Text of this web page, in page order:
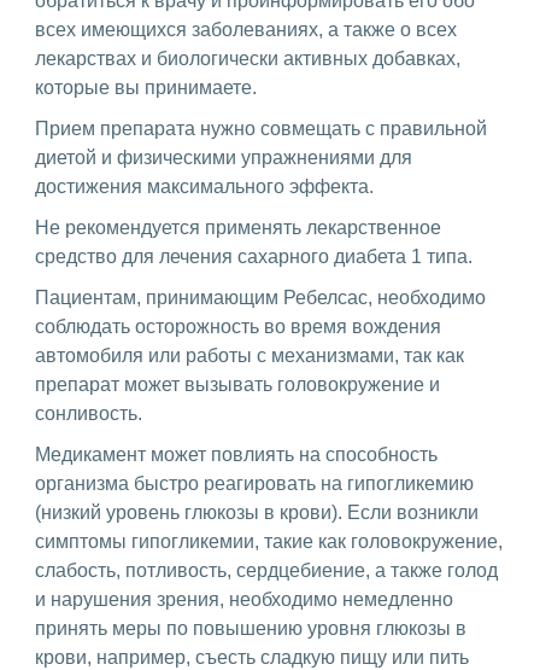
всех имеющихся заболеваниях, а также о всех
лекарствах и биологически активных добавках,
которые вы принимаете.
Прием препарата нужно совмещать с правильной
диетой и физическими упражнениями для
достижения максимального эффекта.
Не рекомендуется применять лекарственное
средство для лечения сахарного диабета 1 типа.
Пациентам, принимающим Ребелсас, необходимо
соблюдать осторожность во время вождения
автомобиля или работы с механизмами, так как
препарат может вызывать головокружение и
сонливость.
Медикамент может повлиять на способность
организма быстро реагировать на гипогликемию
(низкий уровень глюкозы в крови). Если возникли
симптомы гипогликемии, такие как головокружение,
слабость, потливость, сердцебиение, а также голод
и нарушения зрения, необходимо немедленно
принять меры по повышению уровня глюкозы в
крови, например, съесть сладкую пищу или пить